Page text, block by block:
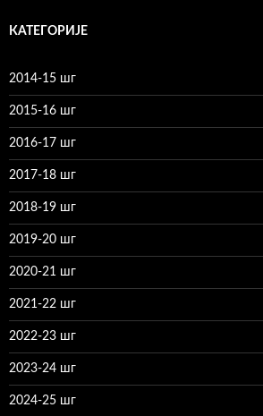
КАТЕГОРИЈЕ
2014-15 шг
2015-16 шг
2016-17 шг
2017-18 шг
2018-19 шг
2019-20 шг
2020-21 шг
2021-22 шг
2022-23 шг
2023-24 шг
2024-25 шг